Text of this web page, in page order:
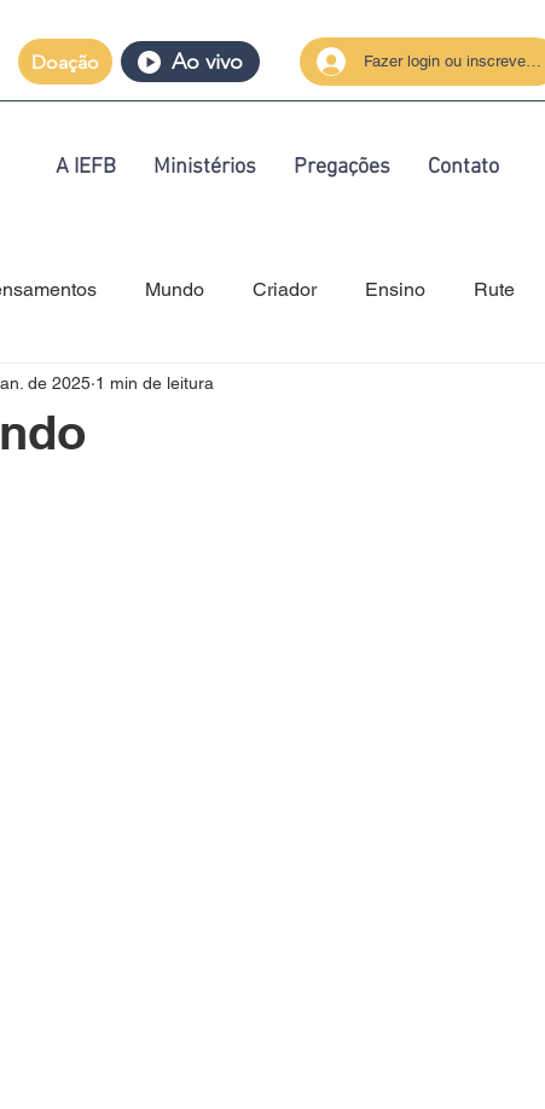
Doação Ao vivo Fazer login ou inscrever-se
A IEFB Ministérios Pregações Contato
Mundo Criador Ensino Rute
Unidade Juventude
de 2025 1 min de leitura